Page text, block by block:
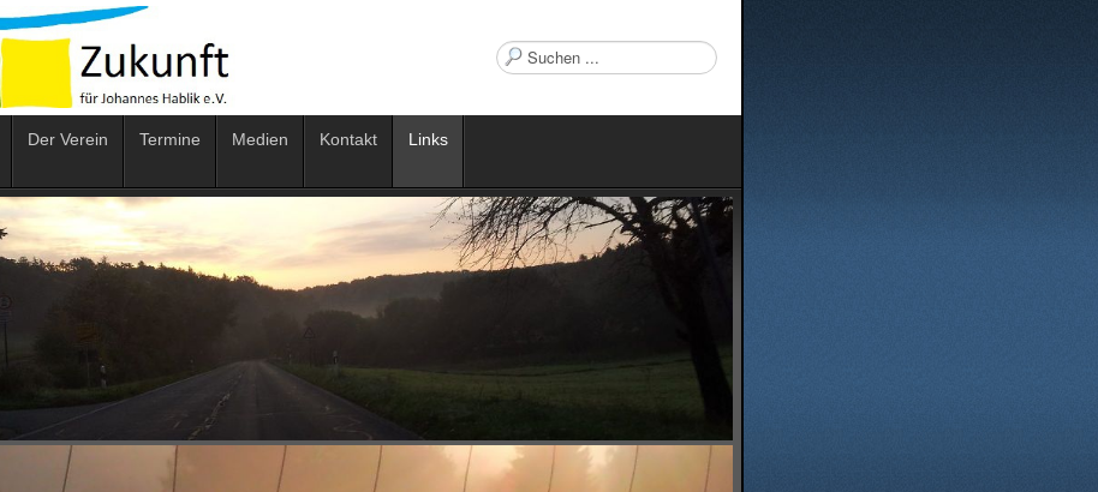
Suchen
...
Der Verein Termine Medien Kontakt Links